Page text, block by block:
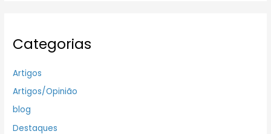
Categorias
Artigos
Artigos/Opinião
blog
Destaques